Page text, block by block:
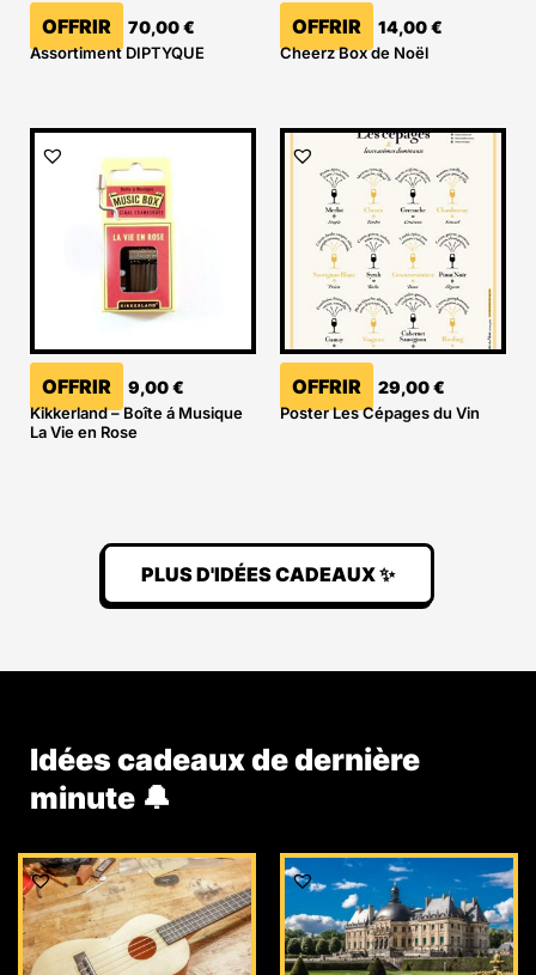
OFFRIR 70,00€
Assortiment DIPTYQUE
OFFRIR 14,00€
Cheerz Box de Noël
OFFRIR 9,00€
Kikkerland – Boîte á Musique
La Vie en Rose
OFFRIR 29,00€
Poster Les Cépages du Vin
PLUS D'IDÉES CADEAUX ✨
Idées cadeaux de dernière
minute 🔔